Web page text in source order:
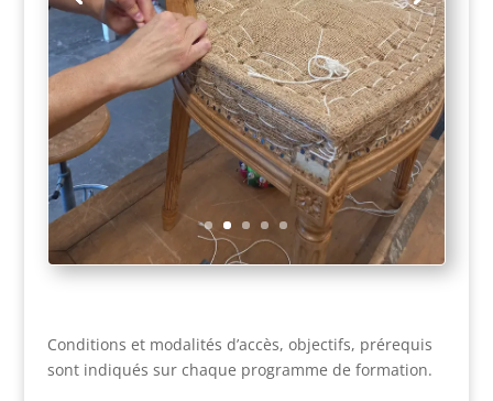
Conditions et modalités d’accès, objectifs, prérequis
sont indiqués sur chaque programme de formation.